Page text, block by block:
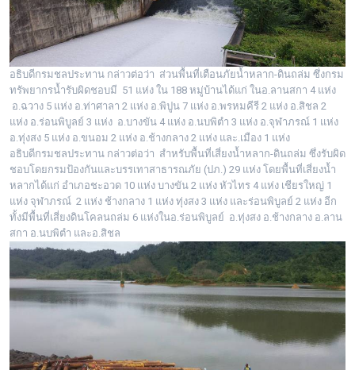
อธิบดีกรมชลประทาน กล่าวต่อว่า ส่วนพื้นที่เตือนภัยน้ำหลาก-ดินถล่ม ซึ่งกรม
ทรัพยากรน้ำรับผิดชอบมี 51 แห่ง ใน 188 หมู่บ้านได้แก่ ในอ.ลานสกา 4 แห่ง
อ.ฉวาง 5 แห่ง อ.ท่าศาลา 2 แห่ง อ.พิปูน 7 แห่ง อ.พรหมคีรี 2 แห่ง อ.สิชล 2
แห่ง อ.ร่อนพิบูลย์ 3 แห่ง อ.บางขัน 4 แห่ง อ.นบพิตำ 3 แห่ง อ.จุฬาภรณ์ 1 แห่ง
อ.ทุ่งสง 5 แห่ง อ.ขนอม 2 แห่ง อ.ช้างกลาง 2 แห่ง และ.เมือง 1 แห่ง
อธิบดีกรมชลประทาน กล่าวต่อว่า สำหรับพื้นที่เสี่ยงน้ำหลาก-ดินถล่ม ซึ่งรับผิด
ชอบโดยกรมป้องกันและบรรเทาสาธารณภัย (ปภ.) 29 แห่ง โดยพื้นที่เสี่ยงน้ำ
หลากได้แก่ อำเภอชะอวด 10 แห่ง บางขัน 2 แห่ง หัวไทร 4 แห่ง เชียรใหญ่ 1
แห่ง จุฬาภรณ์ 2 แห่ง ช้างกลาง 1 แห่ง ทุ่งสง 3 แห่ง และร่อนพิบูลย์ 2 แห่ง อีก
ทั้งมีพื้นที่เสี่ยงดินโคลนถล่ม 6 แห่งในอ.ร่อนพิบูลย์ อ.ทุ่งสง อ.ช้างกลาง อ.ลาน
สกา อ.นบพิตำ และอ.สิชล